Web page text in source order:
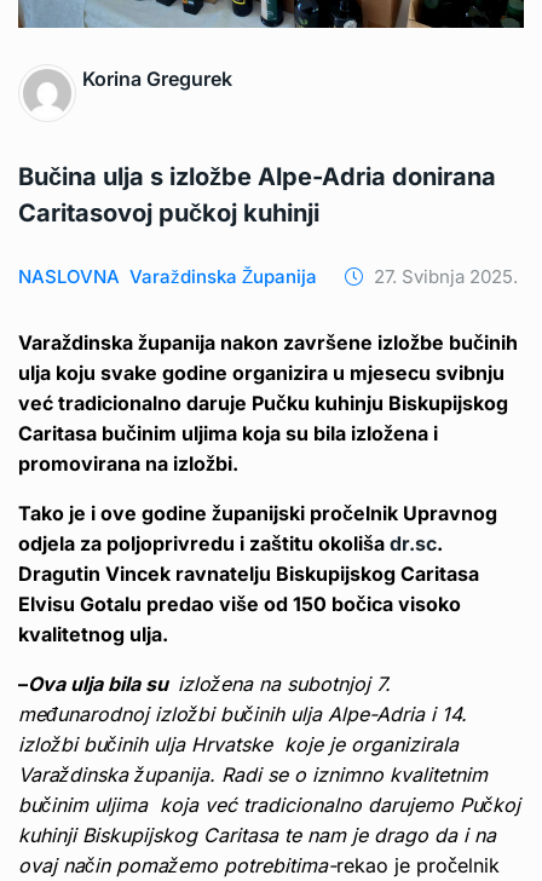
Korina Gregurek
Bučina ulja s izložbe Alpe-Adria donirana
Caritasovoj pučkoj kuhinji
NASLOVNA Varaždinska Županija 27. Svibnja 2025.
Varaždinska županija nakon završene izložbe bučinih
ulja koju svake godine organizira u mjesecu svibnju
već tradicionalno daruje Pučku kuhinju Biskupijskog
Caritasa bučinim uljima koja su bila izložena i
promovirana na izložbi.
Tako je i ove godine županijski pročelnik Upravnog
odjela za poljoprivredu i zaštitu okoliša dr.sc.
Dragutin Vincek ravnatelju Biskupijskog Caritasa
Elvisu Gotalu predao više od 150 bočica visoko
kvalitetnog ulja.
–Ova ulja bila su izložena na subotnjoj 7.
međunarodnoj izložbi bučinih ulja Alpe-Adria i 14.
izložbi bučinih ulja Hrvatskekoje je organizirala
Varaždinska županija. Radi se o iznimno kvalitetnim
bučinim uljima koja već tradicionalno darujemo Pučkoj
kuhinji Biskupijskog Caritasa te nam je drago da i na
ovaj način pomažemo potrebitima-rekao je pročelnik